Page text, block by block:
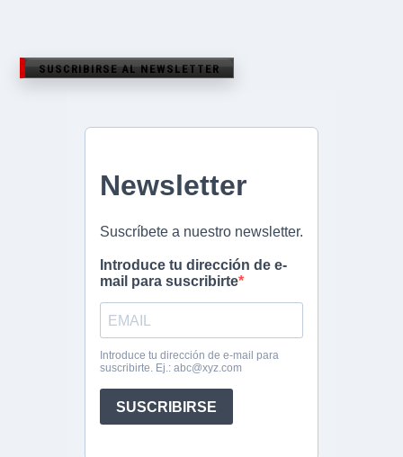
SUSCRIBIRSE AL NEWSLETTER